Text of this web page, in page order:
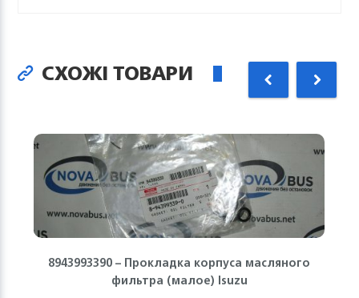
СХОЖІ ТОВАРИ
8943993390 – Прокладка корпуса масляного
фильтра (малое) Isuzu